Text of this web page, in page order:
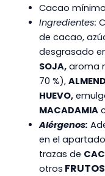
Cacao
Ingredientes:
de cacao,
desgrasado
SOJA,aroma
70 %),
HUEVO,
MACADAMIA
Alérgenos:
en el
trazas de
otros